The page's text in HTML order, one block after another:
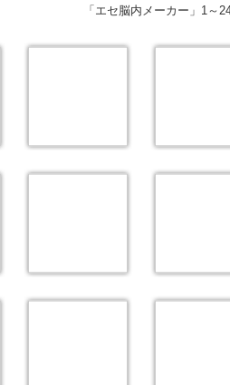
「エセ脳内メーカー」1～